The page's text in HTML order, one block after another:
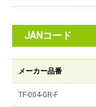
JANコード
メーカー品番
TF-004-GR-F